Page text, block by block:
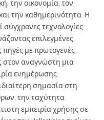
την οικονομία, τον
την καθημερινότητα. Η
σύγχρονες τεχνολογίες
επιλεγμένες
πηγές με πρωτογενές
στον αναγνώστη μια
ενημέρωσης.
σημασία στη
την ταχύτητα
εμπειρία χρήσης σε